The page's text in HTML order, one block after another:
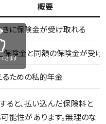
概要
に保険金が受け取れる
保険金と同額の保険金が受け
ための私的年金
きます
ると、払い込んだ保険料と
能性があります。無理のな